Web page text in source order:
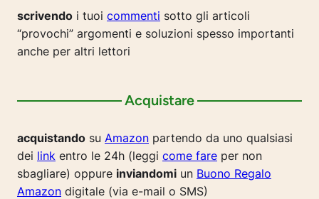
scrivendo i tuoi commenti sotto gli articoli
“provochi” argomenti e soluzioni spesso importanti
anche per altri lettori
Acquistare
acquistando su Amazon partendo da uno qualsiasi
dei link entro le 24h (leggi come fare per non
sbagliare) oppure inviandomi un Buono Regalo
Amazon digitale (via e-mail o SMS)